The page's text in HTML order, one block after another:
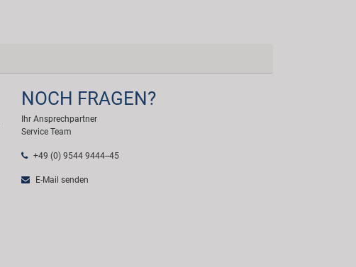
NOCH FRAGEN?
Ihr Ansprechpartner
Service Team
+49 (0) 9544 9444--45
E-Mail senden